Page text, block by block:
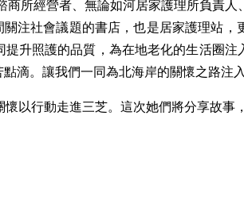
商所經營者、無論如河居家護理所負責
注社會議題的書店，也是居家護理站
升照護的品質，為在地老化的生活圈
滴。讓我們一同為北海岸的關懷之路注入
以行動走進三芝。這次她們將分享故事